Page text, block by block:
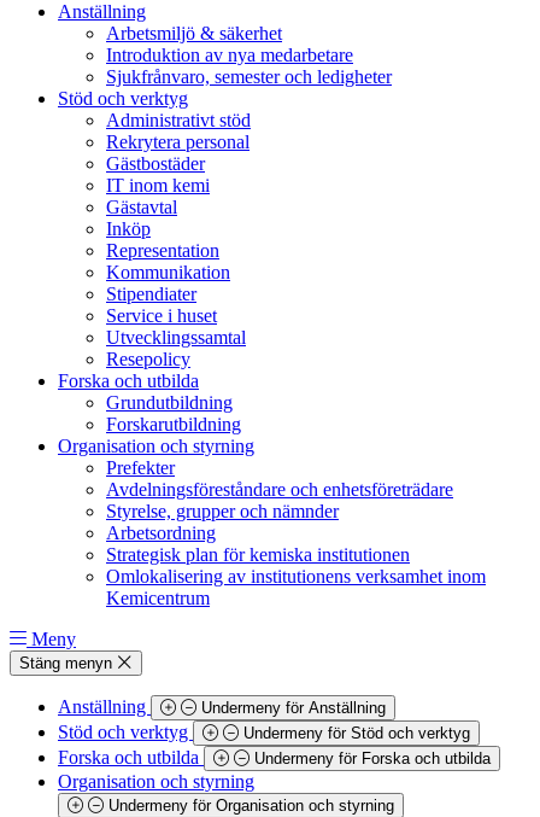
Anställning
Arbetsmiljö & säkerhet
Introduktion av nya medarbetare
Sjukfrånvaro, semester och ledigheter
Stöd och verktyg
Administrativt stöd
Rekrytera personal
Gästbostäder
IT inom kemi
Gästavtal
Inköp
Representation
Kommunikation
Stipendiater
Service i huset
Utvecklingssamtal
Resepolicy
Forska och utbilda
Grundutbildning
Forskarutbildning
Organisation och styrning
Prefekter
Avdelningsföreståndare och enhetsföreträdare
Styrelse, grupper och nämnder
Arbetsordning
Strategisk plan för kemiska institutionen
Omlokalisering av institutionens verksamhet inom
Kemicentrum
Meny
Stäng menyn
Anställning Undermeny för Anställning
Stöd och verktyg Undermeny för Stöd och verktyg
Forska och utbilda Undermeny för Forska och utbilda
Organisation och styrning
Undermeny för Organisation och styrning